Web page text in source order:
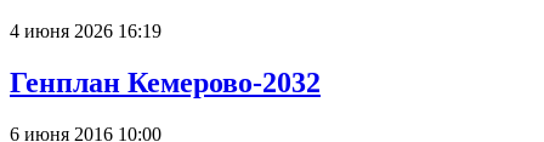
4 июня 2026 16:19
Генплан Кемерово-2032
6 июня 2016 10:00